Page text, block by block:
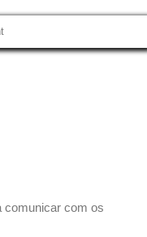
comunicar com os